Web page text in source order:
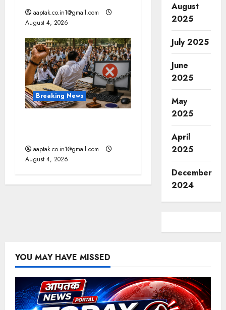
aaptak.co.in1@gmail.com
August 4, 2026
Breaking News
aaptak.co.in1@gmail.com
August 4, 2026
August
2025
July 2025
June
2025
May
2025
April
2025
December
2024
YOU MAY HAVE MISSED